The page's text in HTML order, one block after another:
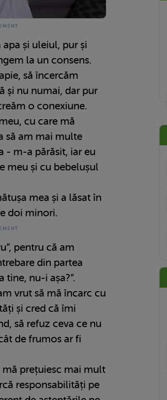
și uleiul, pur și
la un consens.
să încercăm
și nu numai, dar pur
o conexiune.
cu care mă
să am mai multe
- m-a părăsit, iar eu
meu și cu bebelușul
mea și a lăsat în
doi minori.
pentru că am
din partea
tine, nu-i așa?”.
vrut să mă încarc cu
și cred că îmi
să refuz ceva ce nu
de frumos ar fi
prețuiesc mai mult
responsabilități pe